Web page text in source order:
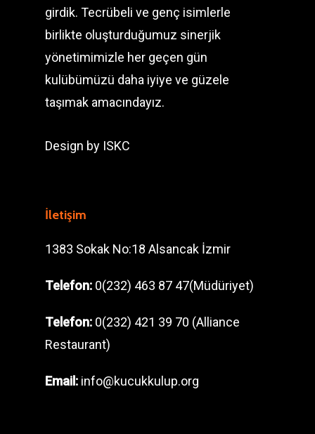
girdik. Tecrübeli ve genç isimlerle
birlikte oluşturduğumuz sinerjik
yönetimimizle her geçen gün
kulübümüzü daha iyiye ve güzele
taşımak amacındayız.
Design by ISKC
İletişim
1383 Sokak No:18 Alsancak İzmir
Telefon: 0(232) 463 87 47(Müdüriyet)
Telefon: 0(232) 421 39 70 (Alliance
Restaurant)
Email: info@kucukkulup.org